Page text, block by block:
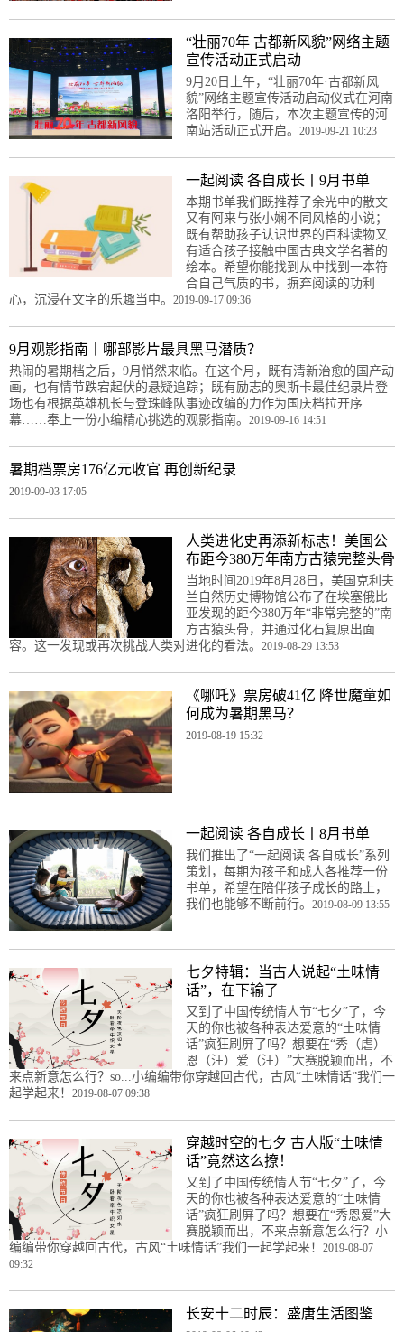
“壮丽70年 古都新风貌”网络主题
宣传活动正式启动
9月20日上午，“壮丽70年·古都新风
貌”网络主题宣传活动启动仪式在河南
洛阳举行，随后，本次主题宣传的河
南站活动正式开启。 2019-09-21 10:23
一起阅读 各自成长丨9月书单
本期书单我们既推荐了余光中的散文
又有阿来与张小娴不同风格的小说；
既有帮助孩子认识世界的百科读物又
有适合孩子接触中国古典文学名著的
绘本。希望你能找到从中找到一本符
合自己气质的书，摒弃阅读的功利
心，沉浸在文字的乐趣当中。 2019-09-17 09:36
9月观影指南丨哪部影片最具黑马潜质？
热闹的暑期档之后，9月悄然来临。在这个月，既有清新治愈的国产动
画，也有情节跌宕起伏的悬疑追踪；既有励志的奥斯卡最佳纪录片登
场也有根据英雄机长与登珠峰队事迹改编的力作为国庆档拉开序
幕……奉上一份小编精心挑选的观影指南。 2019-09-16 14:51
暑期档票房176亿元收官 再创新纪录
2019-09-03 17:05
人类进化史再添新标志！美国公
布距今380万年南方古猿完整头骨
当地时间2019年8月28日，美国克利夫
兰自然历史博物馆公布了在埃塞俄比
亚发现的距今380万年“非常完整的”南
方古猿头骨，并通过化石复原出面
容。这一发现或再次挑战人类对进化的看法。 2019-08-29 13:53
《哪吒》票房破41亿 降世魔童如
何成为暑期黑马？
2019-08-19 15:32
一起阅读 各自成长丨8月书单
我们推出了“一起阅读 各自成长”系列
策划，每期为孩子和成人各推荐一份
书单，希望在陪伴孩子成长的路上，
我们也能够不断前行。 2019-08-09 13:55
七夕特辑：当古人说起“土味情
话”，在下输了
又到了中国传统情人节“七夕”了，今
天的你也被各种表达爱意的“土味情
话”疯狂刷屏了吗？想要在“秀（虐）
恩（汪）爱（汪）”大赛脱颖而出，不
来点新意怎么行？so...小编编带你穿越回古代，古风“土味情话”我们一
起学起来！ 2019-08-07 09:38
穿越时空的七夕 古人版“土味情
话”竟然这么撩！
又到了中国传统情人节“七夕”了，今
天的你也被各种表达爱意的“土味情
话”疯狂刷屏了吗？想要在“秀恩爱”大
赛脱颖而出，不来点新意怎么行？小
编编带你穿越回古代，古风“土味情话”我们一起学起来！ 2019-08-07
09:32
长安十二时辰：盛唐生活图鉴